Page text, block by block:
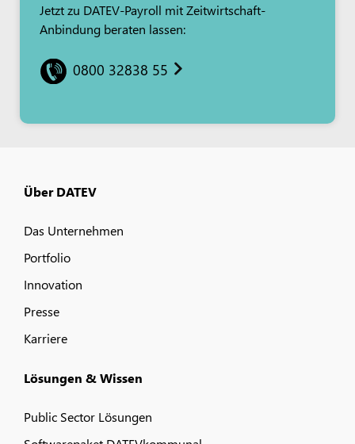
Jetzt zu DATEV-Payroll mit Zeitwirtschaft-
Anbindung beraten lassen:
0800 32838 55
Über DATEV
Das Unternehmen
Portfolio
Innovation
Presse
Karriere
Lösungen & Wissen
Public Sector Lösungen